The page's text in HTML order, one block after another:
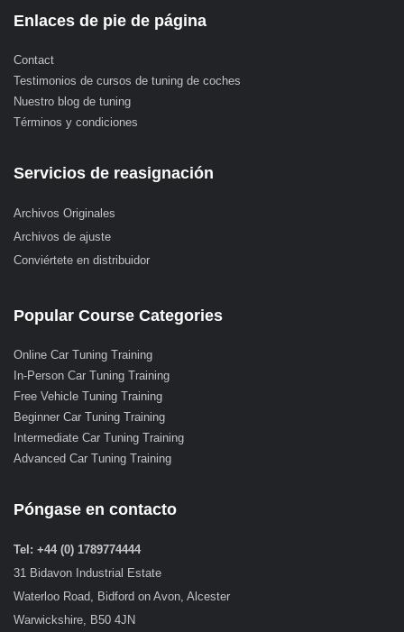
Enlaces de pie de página
Contact
Testimonios de cursos de tuning de coches
Nuestro blog de tuning
Términos y condiciones
Servicios de reasignación
Archivos Originales
Archivos de ajuste
Conviértete en distribuidor
Popular Course Categories
Online Car Tuning Training
In-Person Car Tuning Training
Free Vehicle Tuning Training
Beginner Car Tuning Training
Intermediate Car Tuning Training
Advanced Car Tuning Training
Póngase en contacto
Tel: +44 (0) 1789774444
31 Bidavon Industrial Estate
Waterloo Road, Bidford on Avon, Alcester
Warwickshire, B50 4JN